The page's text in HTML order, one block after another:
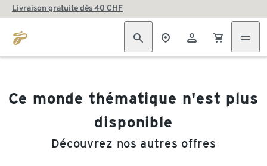
Livraison gratuite dès 40 CHF
Ce monde thématique n'est plus
disponible
Découvrez nos autres offres